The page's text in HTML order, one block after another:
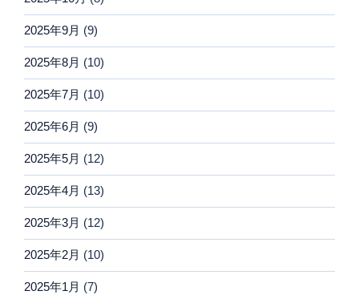
2025年9月 (9)
2025年8月 (10)
2025年7月 (10)
2025年6月 (9)
2025年5月 (12)
2025年4月 (13)
2025年3月 (12)
2025年2月 (10)
2025年1月 (7)